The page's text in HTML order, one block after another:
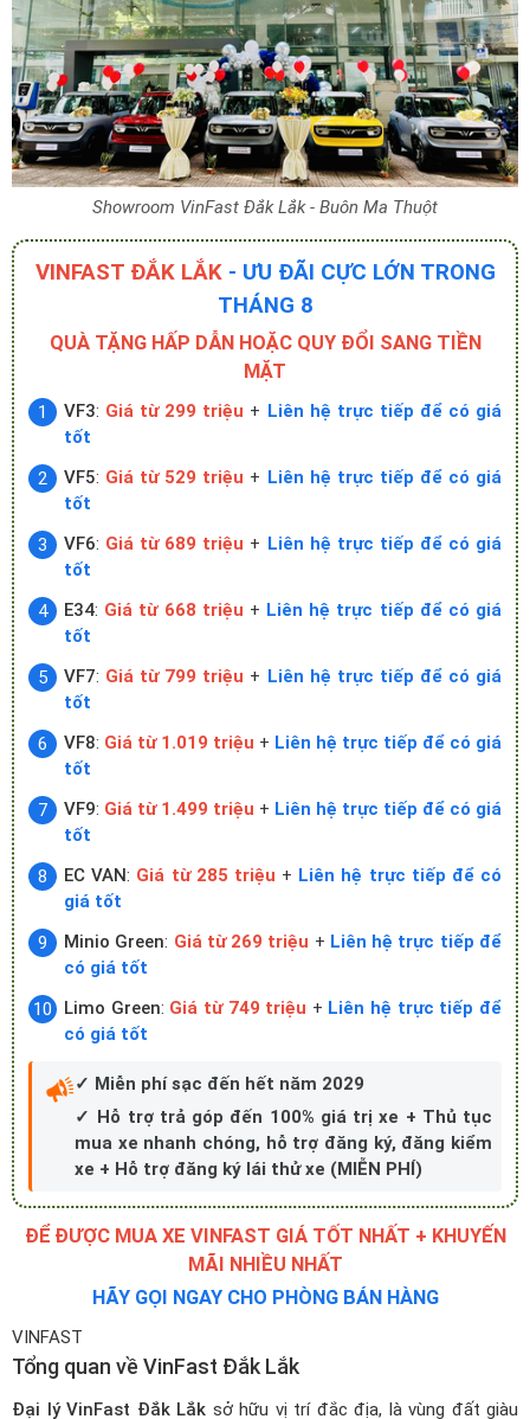
Showroom VinFast Đắk Lắk - Buôn Ma Thuột
VINFAST ĐẮK LẮK- ƯU ĐÃI CỰC LỚN TRONG
THÁNG 8
QUÀ TẶNG HẤP DẪN HOẶC QUY ĐỔI SANG TIỀN
MẶT
VF3: Giá từ 299 triệu + Liên hệ trực tiếp để có giá
tốt
VF5: Giá từ 529 triệu + Liên hệ trực tiếp để có giá
tốt
VF6: Giá từ 689 triệu + Liên hệ trực tiếp để có giá
tốt
E34: Giá từ 668 triệu + Liên hệ trực tiếp để có giá
tốt
VF7: Giá từ 799 triệu + Liên hệ trực tiếp để có giá
tốt
VF8: Giá từ 1.019 triệu + Liên hệ trực tiếp để có giá
tốt
VF9: Giá từ 1.499 triệu + Liên hệ trực tiếp để có giá
tốt
EC VAN: Giá từ 285 triệu + Liên hệ trực tiếp để có
giá tốt
Minio Green: Giá từ 269 triệu + Liên hệ trực tiếp để
có giá tốt
Limo Green: Giá từ 749 triệu + Liên hệ trực tiếp để
có giá tốt
✓ Miễn phí sạc đến hết năm 2029
✓ Hỗ trợ trả góp đến 100% giá trị xe + Thủ tục
mua xe nhanh chóng, hỗ trợ đăng ký, đăng kiểm
xe + Hỗ trợ đăng ký lái thử xe (MIỄN PHÍ)
ĐỂ ĐƯỢC MUA XE VINFAST GIÁ TỐT NHẤT + KHUYẾN
MÃI NHIỀU NHẤT
HÃY GỌI NGAY CHO PHÒNG BÁN HÀNG
VINFAST
Tổng quan về VinFast Đắk Lắk
Đại lý VinFast Đắk Lắk sở hữu vị trí đắc địa, là vùng đất giàu